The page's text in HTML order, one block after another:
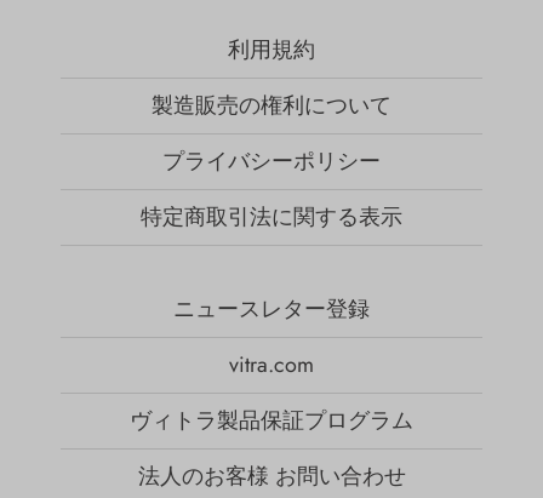
利用規約
製造販売の権利について
プライバシーポリシー
特定商取引法に関する表示
ニュースレター登録
vitra.com
ヴィトラ製品保証プログラム
法人のお客様 お問い合わせ